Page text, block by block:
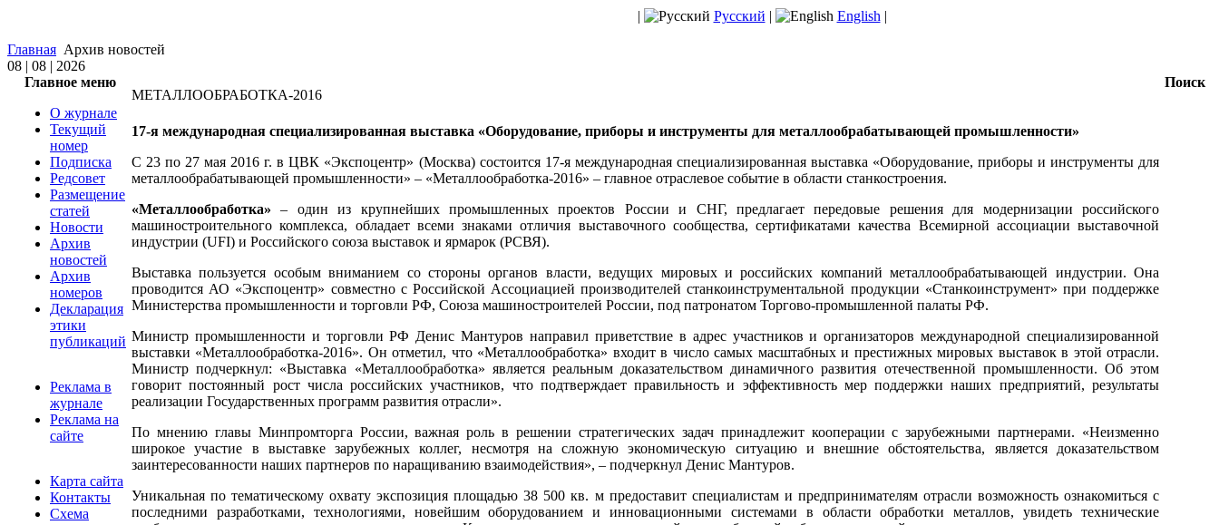
| Русский | English |
Главная Архив новостей
08 | 08 | 2026
Главное меню
О журнале
Текущий
номер
Подписка
Редсовет
Размещение
статей
Новости
Архив
новостей
Архив
номеров
Декларация
этики
публикаций
Реклама в
журнале
Реклама на
сайте
Карта сайта
Контакты
Схема
МЕТАЛЛООБРАБОТКА-2016
17-я международная специализированная выставка «Оборудование, приборы и инструменты для металлообрабатывающей промышленности»
С 23 по 27 мая 2016 г. в ЦВК «Экспоцентр» (Москва) состоится 17-я международная специализированная выставка «Оборудование, приборы и инструменты для
металлообрабатывающей промышленности» – «Металлообработка-2016» – главное отраслевое событие в области станкостроения.
«Металлообработка» – один из крупнейших промышленных проектов России и СНГ, предлагает передовые решения для модернизации российского
машиностроительного комплекса, обладает всеми знаками отличия выставочного сообщества, сертификатами качества Всемирной ассоциации выставочной
индустрии (UFI) и Российского союза выставок и ярмарок (РСВЯ).
Выставка пользуется особым вниманием со стороны органов власти, ведущих мировых и российских компаний металлообрабатывающей индустрии. Она
проводится АО «Экспоцентр» совместно с Российской Ассоциацией производителей станкоинструментальной продукции «Станкоинструмент» при поддержке
Министерства промышленности и торговли РФ, Союза машиностроителей России, под патронатом Торгово-промышленной палаты РФ.
Министр промышленности и торговли РФ Денис Мантуров направил приветствие в адрес участников и организаторов международной специализированной
выставки «Металлообработка-2016». Он отметил, что «Металлообработка» входит в число самых масштабных и престижных мировых выставок в этой отрасли.
Министр подчеркнул: «Выставка «Металлообработка» является реальным доказательством динамичного развития отечественной промышленности. Об этом
говорит постоянный рост числа российских участников, что подтверждает правильность и эффективность мер поддержки наших предприятий, результаты
реализации Государственных программ развития отрасли».
По мнению главы Минпромторга России, важная роль в решении стратегических задач принадлежит кооперации с зарубежными партнерами. «Неизменно
широкое участие в выставке зарубежных коллег, несмотря на сложную экономическую ситуацию и внешние обстоятельства, является доказательством
заинтересованности наших партнеров по наращиванию взаимодействия», – подчеркнул Денис Мантуров.
Уникальная по тематическому охвату экспозиция площадью 38 500 кв. м предоставит специалистам и предпринимателям отрасли возможность ознакомиться с
последними разработками, технологиями, новейшим оборудованием и инновационными системами в области обработки металлов, увидеть технические
Поиск